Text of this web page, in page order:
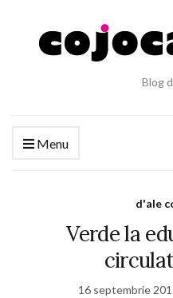
Blog
Menu
d'ale
Verde la
16 septembrie